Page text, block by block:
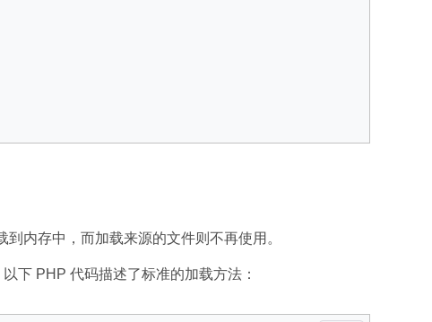
内存中，而加载来源的文件则不再使用。
下 PHP 代码描述了标准的加载方法：